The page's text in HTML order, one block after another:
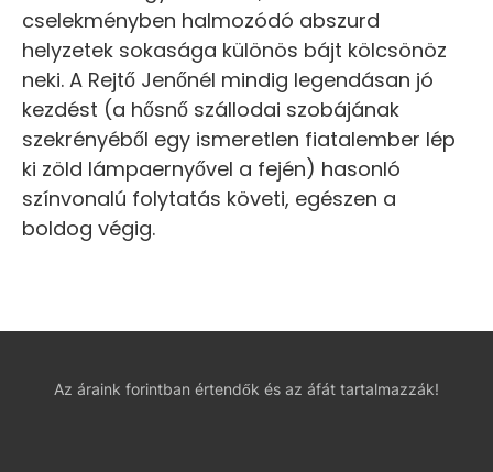
cselekményben halmozódó abszurd
helyzetek sokasága különös bájt kölcsönöz
neki. A Rejtő Jenőnél mindig legendásan jó
kezdést (a hősnő szállodai szobájának
szekrényéből egy ismeretlen fiatalember lép
ki zöld lámpaernyővel a fején) hasonló
színvonalú folytatás követi, egészen a
boldog végig.
Az áraink forintban értendők és az áfát tartalmazzák!